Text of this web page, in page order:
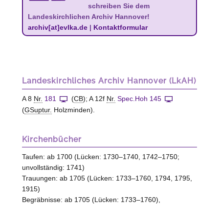
schreiben Sie dem
Landeskirchlichen Archiv Hannover!
archiv[at]evlka.de| Kontaktformular
Landeskirchliches Archiv Hannover (LkAH)
A 8 Nr. 181 (CB); A 12f Nr. Spec.Hoh 145
(GSuptur. Holzminden).
Kirchenbücher
Taufen: ab 1700 (Lücken: 1730–1740, 1742–1750;
unvollständig: 1741)
Trauungen: ab 1705 (Lücken: 1733–1760, 1794, 1795,
1915)
Begräbnisse: ab 1705 (Lücken: 1733–1760),